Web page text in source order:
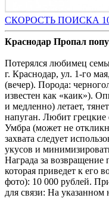
СКОРОСТЬ ПОИСКА
Краснодар Пропал
Потерялся любимец
г. Краснодар, ул. 1-го
(вечер). Порода:
известен как «каик»).
и медленно) летает,
напуган. Любит грецкие
Умбра (может не
захвата следует
укусов и
Награда за
которая приведет к его
фото): 10 000 рублей.
для связи: На указанном